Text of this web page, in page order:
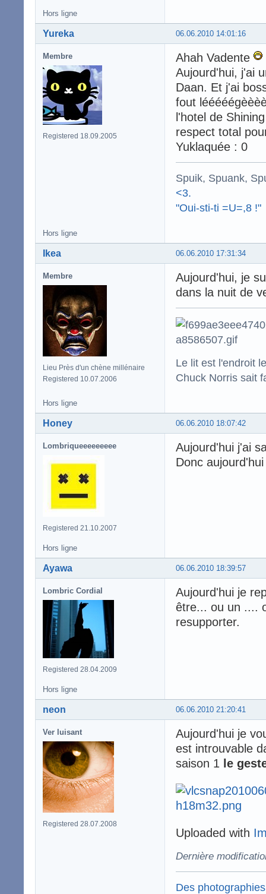
Hors ligne
06.06.2010 14:01:16
Yureka
Membre
Registered 18.09.2005
Ahah Vadente
Aujourd'hui, j'ai
Daan. Et j'ai
fout
l'hotel de
respect total
Yuklaquée : 0
Spuik, Spuank,
<3.
"Oui-sti-ti =U=,8 !"
Hors ligne
06.06.2010 17:31:34
Ikea
Membre
Lieu Près d'un chène millénaire
Registered 10.07.2006
Aujourd'hui, je
dans la nuit de
Le lit est l'endroit
Chuck Norris sait
Hors ligne
06.06.2010 18:07:42
Honey
Lombriqueeeeeeeee
Registered 21.10.2007
Aujourd'hui j'ai
Donc
Hors ligne
06.06.2010 18:39:57
Ayawa
Lombric Cordial
Registered 28.04.2009
Aujourd'hui je
être... ou un ....
resupporter.
Hors ligne
06.06.2010 21:20:41
neon
Ver luisant
Registered 28.07.2008
Aujourd'hui je
est introuvable
saison 1 le
Uploaded with
Dernière
Des